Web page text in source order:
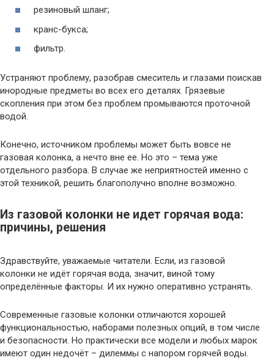
резиновый шланг;
кранс-букса;
фильтр.
Устраняют проблему, разобрав смеситель и глазами поискав
инородные предметы во всех его деталях. Грязевые
скопления при этом без проблем промываются проточной
водой.
Конечно, источником проблемы может быть вовсе не
газовая колонка, а нечто вне ее. Но это – тема уже
отдельного разбора. В случае же неприятностей именно с
этой техникой, решить благополучно вполне возможно.
Из газовой колонки не идет горячая вода:
причины, решения
Здравствуйте, уважаемые читатели. Если, из газовой
колонки не идёт горячая вода, значит, виной тому
определённые факторы. И их нужно оперативно устранять.
Современные газовые колонки отличаются хорошей
функциональностью, наборами полезных опций, в том числе
и безопасности. Но практически все модели и любых марок
имеют один недочёт – дилеммы с напором горячей воды.